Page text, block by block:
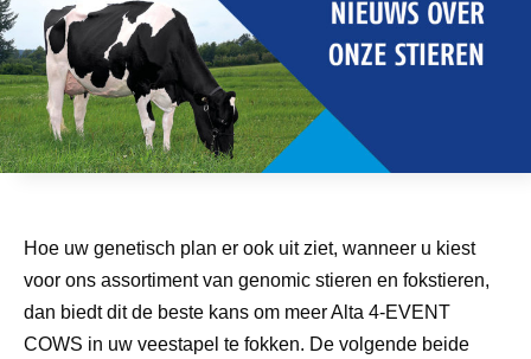
Hoe uw genetisch plan er ook uit ziet, wanneer u kiest
voor ons assortiment van genomic stieren en fokstieren,
dan biedt dit de beste kans om meer Alta 4-EVENT
COWS in uw veestapel te fokken. De volgende beide